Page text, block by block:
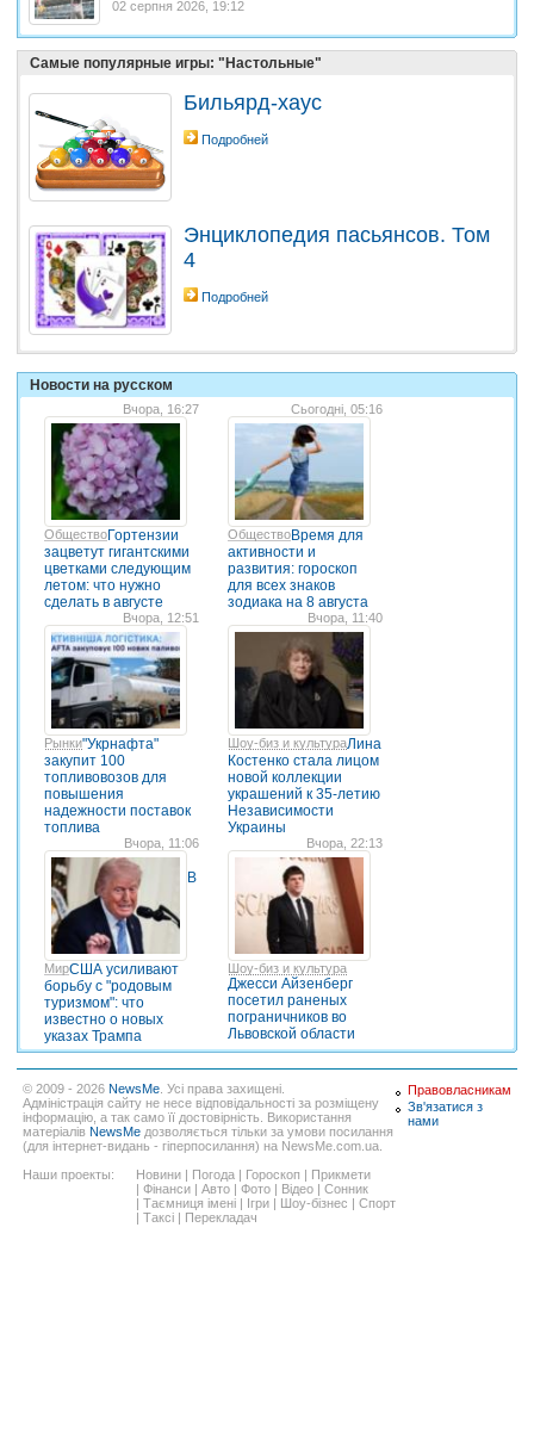
02 серпня 2026, 19:12
Самые популярные игры: "Настольные"
Бильярд-хаус
Подробней
Энциклопедия пасьянсов. Том
4
Подробней
Новости на русском
Вчора, 16:27
ОбществоГортензии
зацветут гигантскими
цветками следующим
летом: что нужно
сделать в августе
Сьогодні, 05:16
ОбществоВремя для
активности и
развития: гороскоп
для всех знаков
зодиака на 8 августа
Вчора, 12:51
Рынки"Укрнафта"
закупит 100
топливовозов для
повышения
надежности поставок
топлива
Вчора, 11:40
Шоу-биз и культураЛина
Костенко стала лицом
новой коллекции
украшений к 35-летию
Независимости
Украины
Вчора, 11:06
Мир
В
США усиливают
борьбу с "родовым
туризмом": что
известно о новых
указах Трампа
Вчора, 22:13
Шоу-биз и культура
Джесси Айзенберг
посетил раненых
пограничников во
Львовской области
© 2009 - 2026 NewsMe . Усі права захищені.
Адміністрація сайту не несе відповідальності за розміщену
інформацію, а так само її достовірність. Використання
матеріалів NewsMe дозволяється тільки за умови посилання
(для інтернет-видань - гіперпосилання) на NewsMe.com.ua.
Наши проекты:
Новини Погода Гороскоп
Прикмети
Фінанси Авто Фото Відео
Сонник
Таємниця імені Ігри Шоу-бізнес
Спорт
Таксі Перекладач
Правовласникам
Зв'язатися з
нами